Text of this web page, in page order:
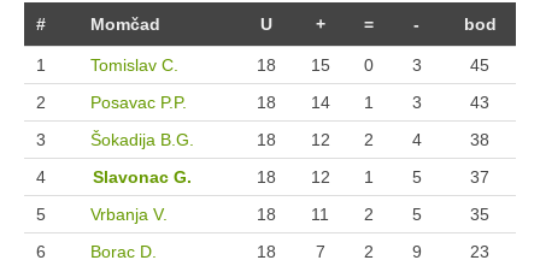
# Momčad U + = - bod
1 Tomislav C. 18 15 0 3
45
2
Posavac P.P. 18 14 1 3
43
3
Šokadija B.G. 18 12 2 4
38
4
Slavonac G. 18 12 1 5
37
5
Vrbanja V. 18 11 2 5
35
6
Borac D. 18 7 2 9
23